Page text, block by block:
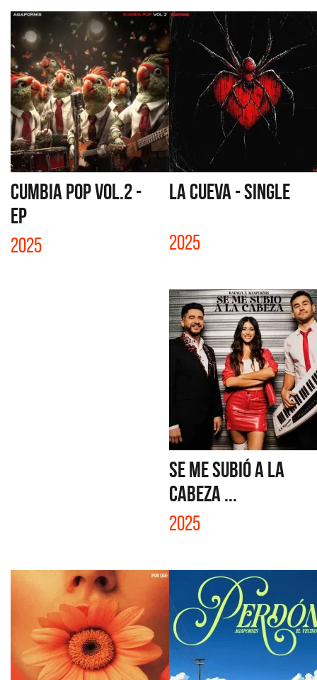
CUMBIA POP VOL.2 -
EP
2025
LA CUEVA - SINGLE
2025
SE ME SUBIÓ A LA
CABEZA ...
2025